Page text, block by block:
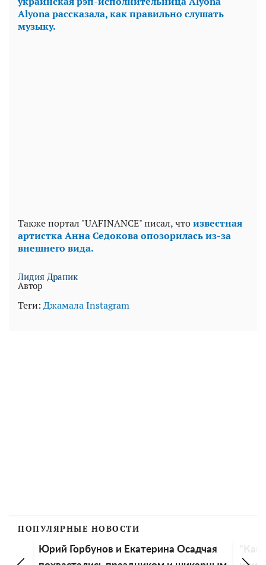
Alyona рассказала, как правильно слушать
музыку.
Также портал "UAFINANCE" писал, чтоизвестная
артистка Анна Седокова опозорилась из-за
внешнего вида.
Лидия Драник
Автор
Теги: ДжамалаInstagram
ПОПУЛЯРНЫЕ НОВОСТИ
Юрий Горбунов и Екатерина Осадчая